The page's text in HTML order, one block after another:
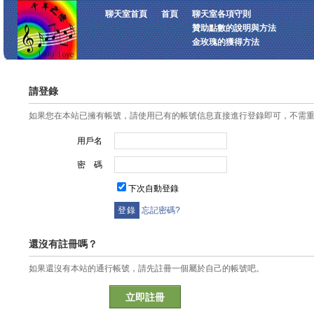
聊天室首頁 首頁
聊天室各項守則
贊助點數的說明與方法
金玫瑰的獲得方法
請登錄
如果您在本站已擁有帳號，請使用已有的帳號信息直接進行登錄即可，不需
用戶名
密 碼
下次自動登錄
忘記密碼?
還沒有註冊嗎？
如果還沒有本站的通行帳號，請先註冊一個屬於自己的帳號吧。
立即註冊